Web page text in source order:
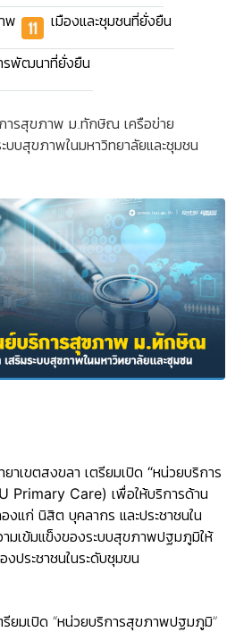
พ เมืองและชุมชนที่ยั่งยืน
รพัฒนาที่ยั่งยืน
ารสุขภาพ ม.ทักษิณ เครือข่าย
บบสุขภาพในมหาวิทยาลัยและชุมชน
าเขตสงขลา เตรียมเปิด “หน่วยบริการ
Primary Care) เพื่อให้บริการด้าน
แก่ นิสิต บุคลากร และประชาชนใน
มเข้มแข็งของระบบสุขภาพปฐมภูมิให้
ประชาชนในระดับชุมขน
ยมเปิด “หน่วยบริการสุขภาพปฐมภูมิ”